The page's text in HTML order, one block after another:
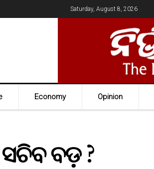
Saturday, August 8, 2026
Economy Opinion
ବଡ଼ ?